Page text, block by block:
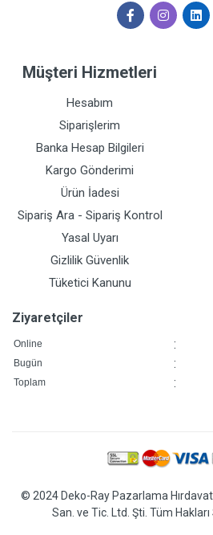
Müşteri Hizmetleri
Hesabım
Siparişlerim
Banka Hesap Bilgileri
Kargo Gönderimi
Ürün İadesi
Sipariş Ara - Sipariş Kontrol
Yasal Uyarı
Gizlilik Güvenlik
Tüketici Kanunu
Ziyaretçiler
Online :
Bugün
:
Toplam
:
© 2024 Deko-Ray Pazarlama Hırdavat
San. ve Tic. Ltd. Şti. Tüm Hakları